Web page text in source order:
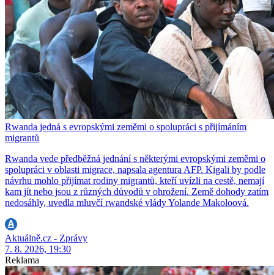
Rwanda jedná s evropskými zeměmi o spolupráci s přijímáním
migrantů
Rwanda vede předběžná jednání s některými evropskými zeměmi o
spolupráci v oblasti migrace, napsala agentura AFP. Kigali by podle
návrhu mohlo přijímat rodiny migrantů, kteří uvízli na cestě, nemají
kam jít nebo jsou z různých důvodů v ohrožení. Země dohody zatím
nedosáhly, uvedla mluvčí rwandské vlády Yolande Makoloová.
Aktuálně.cz - Zprávy
7. 8. 2026, 19:30
Reklama